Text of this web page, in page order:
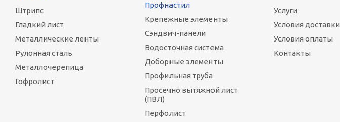
Штрипс
Гладкий лист
Металлические ленты
Рулонная сталь
Металлочерепица
Гофролист
Профнастил
Крепежные элементы
Сэндвич-панели
Водосточная система
Доборные элементы
Профильная труба
Просечно вытяжной лист
(ПВЛ)
Перфолист
Услуги
Условия доставки
Условия оплаты
Контакты